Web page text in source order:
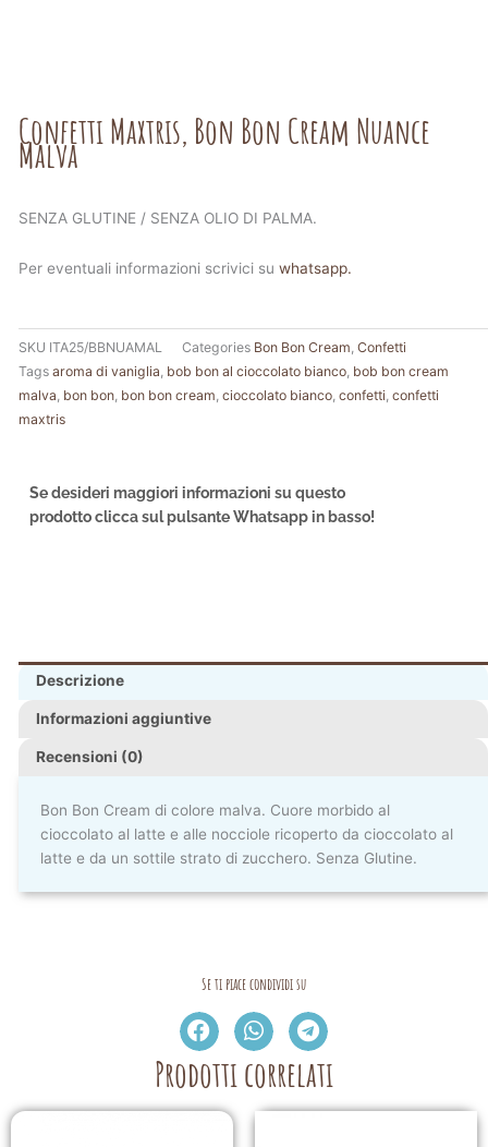
Confetti Maxtris, Bon Bon Cream Nuance
Malva
SENZA GLUTINE / SENZA OLIO DI PALMA.
Per eventuali informazioni scrivici su whatsapp.
SKU ITA25/BBNUAMAL Categories Bon Bon Cream Confetti
Tags aroma di vaniglia bob bon al cioccolato bianco bob bon cream
malva bon bon bon bon cream cioccolato bianco confetti confetti
maxtris
Se desideri maggiori informazioni su questo
prodotto clicca sul pulsante Whatsapp in basso!
Descrizione
Informazioni aggiuntive
Recensioni (0)
Bon Bon Cream di colore malva. Cuore morbido al
cioccolato al latte e alle nocciole ricoperto da cioccolato al
latte e da un sottile strato di zucchero. Senza Glutine.
Se ti piace condividi su
Prodotti correlati